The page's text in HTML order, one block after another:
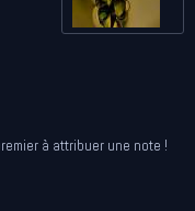
à attribuer une note !